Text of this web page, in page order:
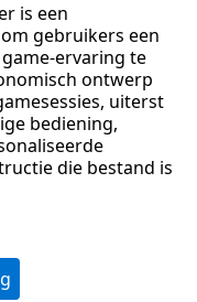
is een
gebruikers een
ervaring te
ontwerp
uiterst
bediening,
die bestand is